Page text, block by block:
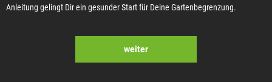
Anleitung gelingt Dir ein gesunder Start für Deine Gartenbegrenzung.
weiter